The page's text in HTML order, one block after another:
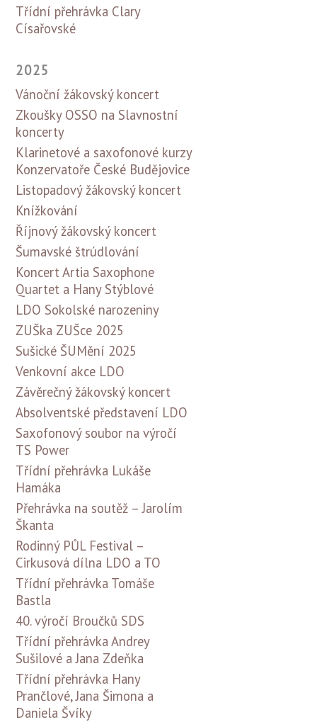
Třídní přehrávka Clary
Císařovské
2025
Vánoční žákovský koncert
Zkoušky OSSO na Slavnostní
koncerty
Klarinetové a saxofonové kurzy
Konzervatoře České Budějovice
Listopadový žákovský koncert
Knížkování
Říjnový žákovský koncert
Šumavské štrúdlování
Koncert Artia Saxophone
Quartet a Hany Stýblové
LDO Sokolské narozeniny
ZUŠka ZUŠce 2025
Sušické ŠUMění 2025
Venkovní akce LDO
Závěrečný žákovský koncert
Absolventské představení LDO
Saxofonový soubor na výročí
TS Power
Třídní přehrávka Lukáše
Hamáka
Přehrávka na soutěž – Jarolím
Škanta
Rodinný PŮL Festival –
Cirkusová dílna LDO a TO
Třídní přehrávka Tomáše
Bastla
40. výročí Broučků SDS
Třídní přehrávka Andrey
Sušilové a Jana Zdeňka
Třídní přehrávka Hany
Prančlové, Jana Šimona a
Daniela Švíky